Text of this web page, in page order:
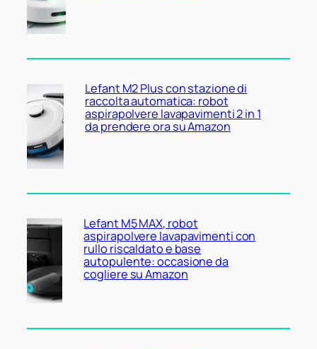
Lefant M2 Plus con stazione di
raccolta automatica: robot
aspirapolvere lavapavimenti 2 in 1
da prendere ora su Amazon
Lefant M5 MAX, robot
aspirapolvere lavapavimenti con
rullo riscaldato e base
autopulente: occasione da
cogliere su Amazon